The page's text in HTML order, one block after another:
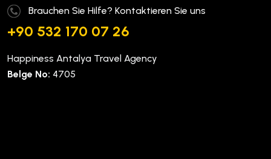
Brauchen Sie Hilfe? Kontaktieren Sie uns
+90 532 170 07 26
Happiness Antalya Travel Agency
Belge No: 4705